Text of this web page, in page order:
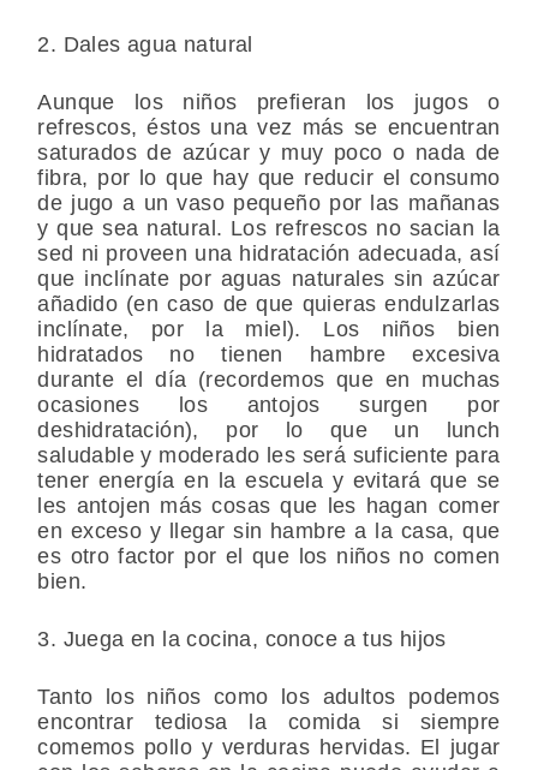
2. Dales agua natural
Aunque los niños prefieran los jugos o
refrescos, éstos una vez más se encuentran
saturados de azúcar y muy poco o nada de
fibra, por lo que hay que reducir el consumo
de jugo a un vaso pequeño por las mañanas
y que sea natural. Los refrescos no sacian la
sed ni proveen una hidratación adecuada, así
que inclínate por aguas naturales sin azúcar
añadido (en caso de que quieras endulzarlas
inclínate, por la miel). Los niños bien
hidratados no tienen hambre excesiva
durante el día (recordemos que en muchas
ocasiones los antojos surgen por
deshidratación), por lo que un lunch
saludable y moderado les será suficiente para
tener energía en la escuela y evitará que se
les antojen más cosas que les hagan comer
en exceso y llegar sin hambre a la casa, que
es otro factor por el que los niños no comen
bien.
3. Juega en la cocina, conoce a tus hijos
Tanto los niños como los adultos podemos
encontrar tediosa la comida si siempre
comemos pollo y verduras hervidas. El jugar